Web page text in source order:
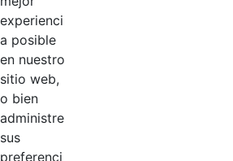
experienci
a posible
en nuestro
sitio web,
o bien
administre
sus
preferenci